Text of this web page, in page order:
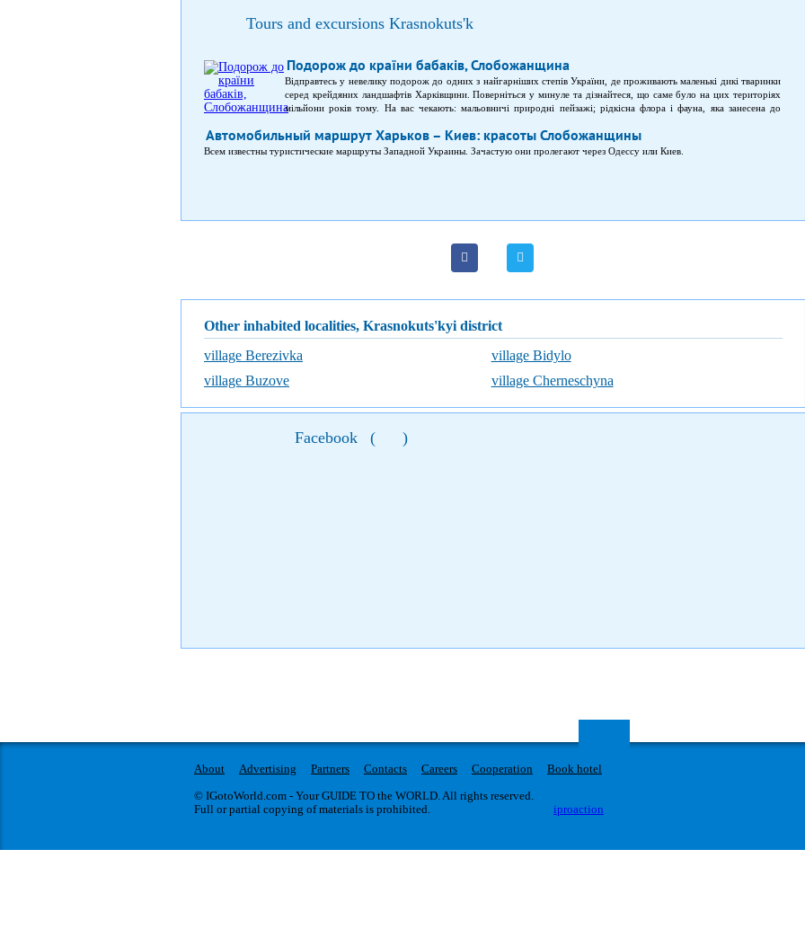
Tours and excursions Krasnokuts'k
Подорож до країни бабаків, Слобожанщина
Відправтесь у невелику подорож до одних з найгарніших степів України, де проживають маленькі дикі тваринки
серед крейдяних ландшафтів Харківщини. Поверніться у минуле та дізнайтеся, що саме було на цих територіях
мільйони років тому. На вас чекають: мальовничі природні пейзажі; рідкісна флора і фауна, яка занесена до
Автомобильный маршрут Харьков – Киев: красоты Слобожанщины
Всем известны туристические маршруты Западной Украины. Зачастую они пролегают через Одессу или Киев.
Other inhabited localities, Krasnokuts'kyi district
village Berezivka
village Bidylo
village Buzove
village Cherneschyna
Facebook ( )
About Advertising Partners Contacts Careers Cooperation
Book hotel
© IGotoWorld.com - Your GUIDE TO the WORLD. All rights reserved.
Full or partial copying of materials is prohibited.
iproaction